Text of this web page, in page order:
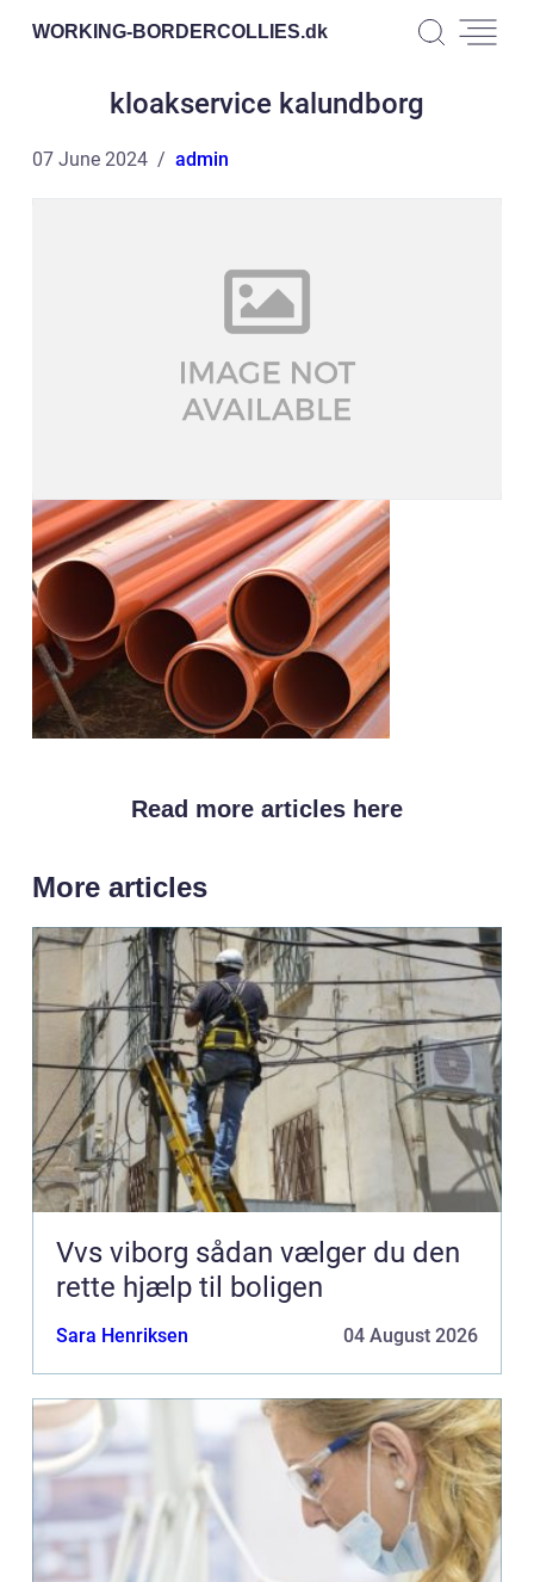
WORKING-BORDERCOLLIES.dk
kloakservice kalundborg
07 June 2024 admin
Read more articles here
More articles
Vvs viborg sådan vælger du den
rette hjælp til boligen
Sara Henriksen 04 August 2026